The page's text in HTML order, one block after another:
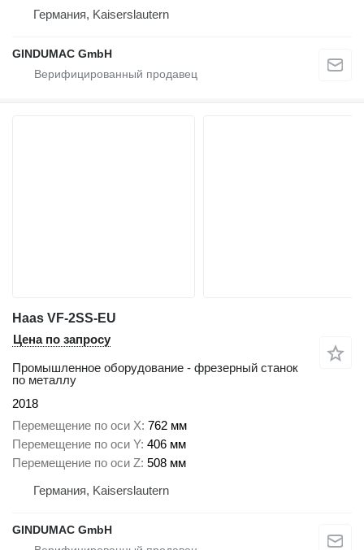
Германия, Kaiserslautern
GINDUMAC GmbH
Haas VF-2SS-EU
Цена по запросу
Промышленное оборудование - фрезерный станок
по металлу
2018
Перемещение по оси X 762 мм
Перемещение по оси Y 406 мм
Перемещение по оси Z 508 мм
Германия, Kaiserslautern
GINDUMAC GmbH